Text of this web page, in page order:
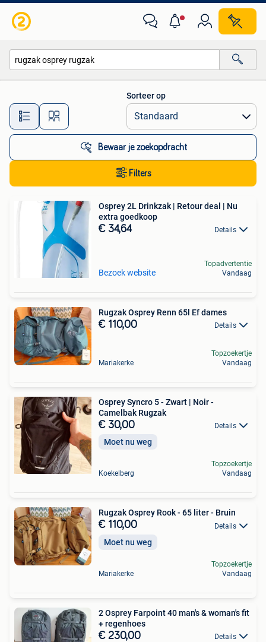
Alle afstanden…
Sorteer op
Bewaar je zoekopdracht
Filters
Osprey 2L Drinkzak | Retour deal | Nu
extra goedkoop
€ 34,64 Details
Bezoek website
Topadvertentie
Vandaag
Rugzak Osprey Renn 65l Ef dames
€ 110,00 Details
Mariakerke
Topzoekertje
Vandaag
Osprey Syncro 5 - Zwart | Noir -
Camelbak Rugzak
€ 30,00 Details
Moet nu weg
Koekelberg
Topzoekertje
Vandaag
Rugzak Osprey Rook - 65 liter - Bruin
€ 110,00 Details
Moet nu weg
Mariakerke
Topzoekertje
Vandaag
2 Osprey Farpoint 40 man's & woman's fit
+ regenhoes
€ 230,00 Details